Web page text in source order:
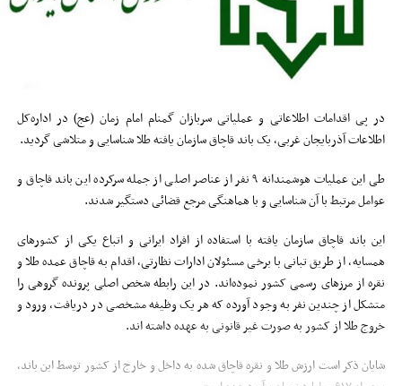
در پی اقدامات اطلاعاتی و عملیاتی سربازان گمنام امام زمان (عج) در اداره‌کل
اطلاعات آذربایجان غربی، یک باند قاچاق سازمان یافته طلا شناسایی و متلاشی گردید.
طی این عملیات هوشمندانه ۹ نفر از عناصر اصلی از جمله سرکرده این باند قاچاق و
عوامل مرتبط با آن شناسایی و با هماهنگی مرجع قضائی دستگیر شدند.
این باند قاچاق سازمان یافته با استفاده از افراد ایرانی و اتباع یکی از کشورهای
همسایه، از طریق تبانی با برخی مسئولان ادارات نظارتی، اقدام به قاچاق عمده طلا و
نقره از مرزهای رسمی کشور نموده‌اند. در این رابطه شخص اصلی پرونده گروهی را
متشکل از چندین نفر به وجود آورده که هر یک وظیفه مشخصی در دریافت، ورود و
خروج طلا از کشور به صورت غیر قانونی به عهده داشته اند.
شایان ذکر است ارزش طلا و نقره قاچاق شده به داخل و خارج از کشور توسط این باند،